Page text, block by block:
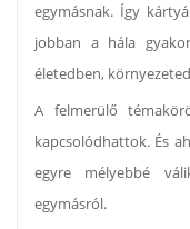
egymásnak. Így
jobban a hála
életedben,
A felmerülő
kapcsolódhattok. És
egyre mélyebbé
egymásról.